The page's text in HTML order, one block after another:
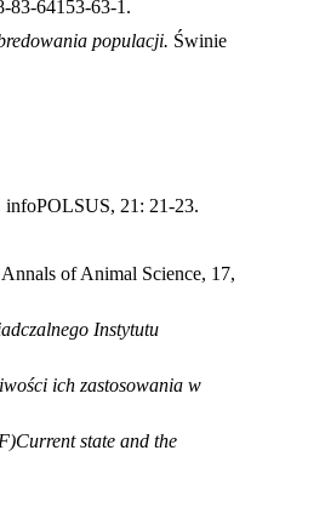
83-64153-63-1.
populacji. Świnie
infoPOLSUS, 21: 21-23.
Annals of Animal Science, 17,
Instytutu
ich zastosowania w
state and the